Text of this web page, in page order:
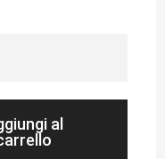
al